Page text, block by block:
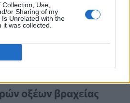
Use,
or Sharing of my
Unrelated with the
was collected.
απόμελέτη του
and the Gut
ότι το ανθεκτικό
αυξήσει τα ωφέλιμα
οξέων βραχείας